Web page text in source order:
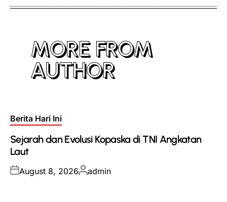
MORE FROM
AUTHOR
Posted
Berita Hari Ini
Sejarah dan Evolusi Kopaska di TNI Angkatan
Laut
Posted
August 8, 2026Posted
admin